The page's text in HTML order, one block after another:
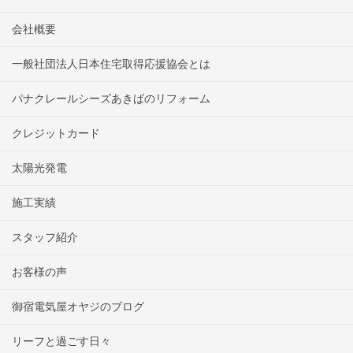
会社概要
一般社団法人日本住宅取得応援協会とは
パナクレールシーズあきばのリフォーム
クレジットカード
太陽光発電
施工実績
スタッフ紹介
お客様の声
御宿電気屋オヤジのブログ
リーフと過ごす日々